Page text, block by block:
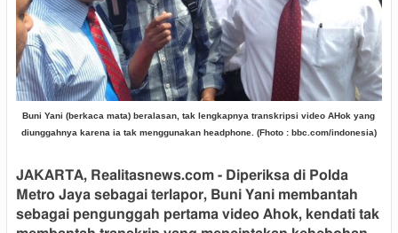
Buni Yani (berkaca mata) beralasan, tak lengkapnya transkripsi video AHok yang
diunggahnya karena ia tak menggunakan headphone. (Fhoto : bbc.com/indonesia)
JAKARTA, Realitasnews.com - Diperiksa di Polda
Metro Jaya sebagai terlapor, Buni Yani membantah
sebagai pengunggah pertama video Ahok, kendati tak